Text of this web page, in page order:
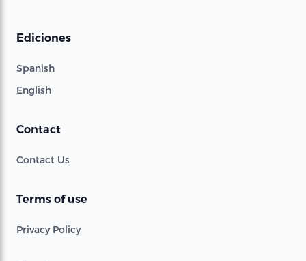
Ediciones
Spanish
English
Contact
Contact Us
Terms of use
Privacy Policy